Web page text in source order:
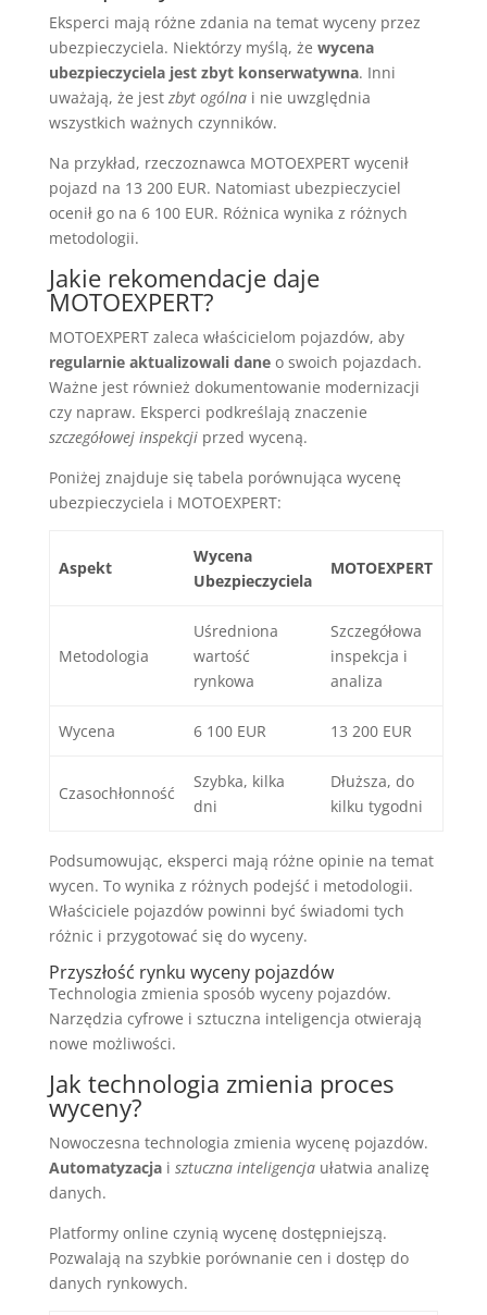
Eksperci mają różne zdania na temat wyceny przez
ubezpieczyciela. Niektórzy myślą, że wycena
ubezpieczyciela jest zbyt konserwatywna. Inni
uważają, że jest zbyt ogólnai nie uwzględnia
wszystkich ważnych czynników.
Na przykład, rzeczoznawca MOTOEXPERT wycenił
pojazd na 13 200 EUR. Natomiast ubezpieczyciel
ocenił go na 6 100 EUR. Różnica wynika z różnych
metodologii.
Jakie rekomendacje daje
MOTOEXPERT?
MOTOEXPERT zaleca właścicielom pojazdów, aby
regularnie aktualizowali daneo swoich pojazdach.
Ważne jest również dokumentowanie modernizacji
czy napraw. Eksperci podkreślają znaczenie
szczegółowej inspekcjiprzed wyceną.
Poniżej znajduje się tabela porównująca wycenę
ubezpieczyciela i MOTOEXPERT:
Aspekt
Wycena
Ubezpieczyciela
MOTOEXPERT
Metodologia
Uśredniona
wartość
rynkowa
Szczegółowa
inspekcja i
analiza
Wycena 6 100 EUR 13 200 EUR
Czasochłonność
Szybka, kilka
dni
Dłuższa, do
kilku tygodni
Podsumowując, eksperci mają różne opinie na temat
wycen. To wynika z różnych podejść i metodologii.
Właściciele pojazdów powinni być świadomi tych
różnic i przygotować się do wyceny.
Przyszłość rynku wyceny pojazdów
Technologia zmienia sposób wyceny pojazdów.
Narzędzia cyfrowe i sztuczna inteligencja otwierają
nowe możliwości.
Jak technologia zmienia proces
wyceny?
Nowoczesna technologia zmienia wycenę pojazdów.
Automatyzacjai sztuczna inteligencjaułatwia analizę
danych.
Platformy online czynią wycenę dostępniejszą.
Pozwalają na szybkie porównanie cen i dostęp do
danych rynkowych.